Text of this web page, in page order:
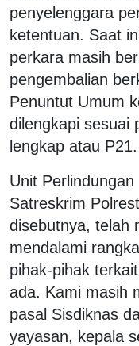
penyelenggara
ketentuan. Saat
perkara masih
pengembalian
Penuntut Umum
dilengkapi sesuai
lengkap atau P21.
Unit
Satreskrim
disebutnya, telah
mendalami
pihak-pihak
ada. Kami masih
pasal Sisdiknas
yayasan, kepala